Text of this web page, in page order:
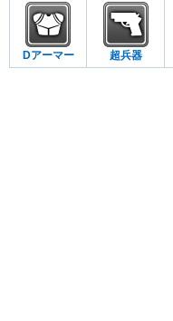
Dアーマー 超兵器